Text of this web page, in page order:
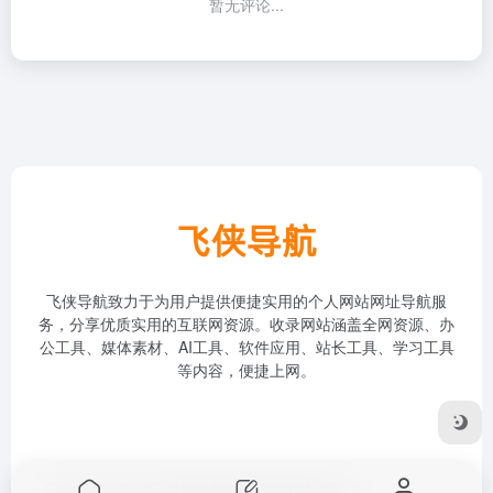
暂无评论...
飞侠导航致力于为用户提供便捷实用的个人网站网址导航服
务，分享优质实用的互联网资源。收录网站涵盖全网资源、办
公工具、媒体素材、AI工具、软件应用、站长工具、学习工具
等内容，便捷上网。
Copyright © 2026 冀ICP备2024065497号-4